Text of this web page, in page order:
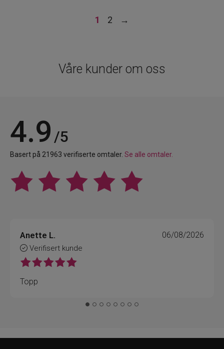
1 2 →
Våre kunder om oss
4.9 /5
Basert på 21963 verifiserte omtaler. Se alle omtaler.
Anette L.
Verifisert kunde
06/08/2026
Topp